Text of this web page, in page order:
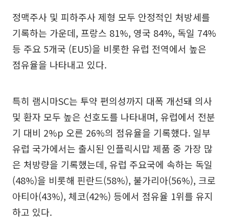
정맥주사 및 피하주사 제형 모두 안정적인 처방세를
기록하는 가운데, 프랑스 81%, 영국 84%, 독일 74%
등 주요 5개국 (EU5)을 비롯한 유럽 전역에서 높은
점유율을 나타내고 있다.
특히 램시마SC는 투약 편의성까지 대폭 개선돼 의사
및 환자 모두 높은 선호도를 나타내며, 유럽에서 전분
기 대비 2%p 오른 26%의 점유율을 기록했다. 일부
유럽 국가에서는 출시된 인플릭시맙 제품 중 가장 많
은 처방량을 기록했는데, 유럽 주요국에 속하는 독일
(48%)을 비롯해 핀란드(58%), 불가리아(56%), 크로
아티아(43%), 체코(42%) 등에서 점유율 1위를 유지
하고 있다.